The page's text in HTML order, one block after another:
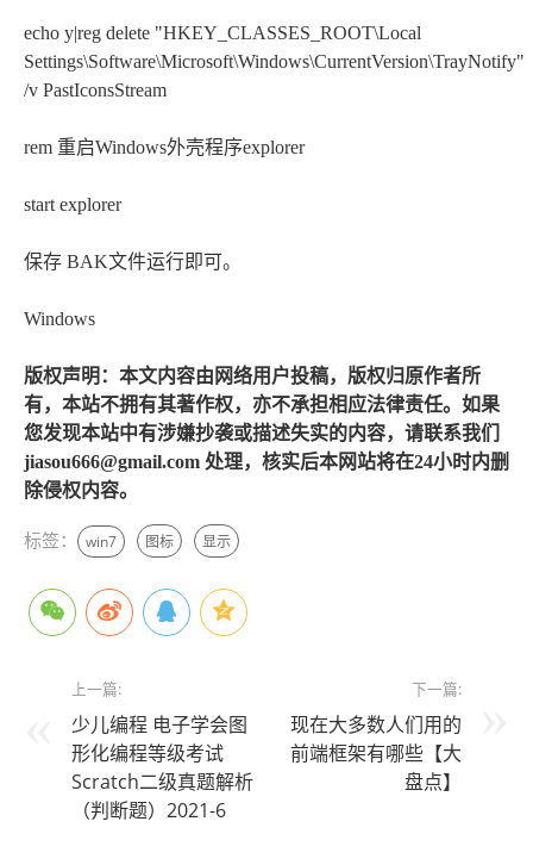
echo y|reg delete "HKEY_CLASSES_ROOT\Local
Settings\Software\Microsoft\Windows\CurrentVersion\TrayNotify"
/v PastIconsStream
rem 重启Windows外壳程序explorer
start explorer
保存 BAK文件运行即可。
Windows
版权声明：本文内容由网络用户投稿，版权归原作者所
有，本站不拥有其著作权，亦不承担相应法律责任。如果
您发现本站中有涉嫌抄袭或描述失实的内容，请联系我们
jiasou666@gmail.com 处理，核实后本网站将在24小时内删
除侵权内容。
标签： win7 图标 显示
上一篇:
少儿编程 电子学会图
形化编程等级考试
Scratch二级真题解析
（判断题）2021-6
下一篇:
现在大多数人们用的
前端框架有哪些【大
盘点】